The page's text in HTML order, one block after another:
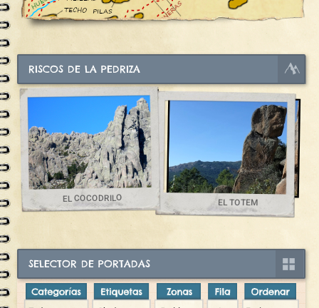
RISCOS DE LA PEDRIZA
EL COCODRILO EL TOTEM
SELECTOR DE PORTADAS